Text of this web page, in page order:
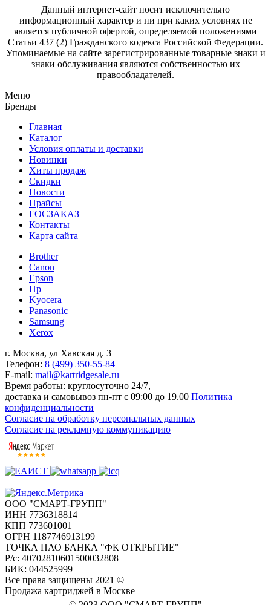
Данный интернет-сайт носит исключительно
информационный характер и ни при каких условиях не
является публичной офертой, определяемой положениями
Статьи 437 (2) Гражданского кодекса Российской Федерации.
Упоминаемые на сайте зарегистрированные товарные знаки и
знаки обслуживания являются собственностью их
правообладателей.
Меню
Бренды
Главная
Каталог
Условия оплаты и доставки
Новинки
Хиты продаж
Скидки
Новости
Прайсы
ГОСЗАКАЗ
Контакты
Карта сайта
Brother
Canon
Epson
Hp
Kyocera
Panasonic
Samsung
Xerox
г. Москва, ул Хавская д. 3
Телефон: 8 (499) 350-55-84
E-mail: mail@kartridgesale.ru
Время работы: круглосуточно 24/7,
доставка и самовывоз пн-пт с 09:00 до 19.00 Политика
конфиденциальности
Согласие на обработку персональных данных
Согласие на рекламную коммуникацию
ООО "СМАРТ-ГРУПП"
ИНН 7736318814
КПП 773601001
ОГРН 1187746913199
ТОЧКА ПАО БАНКА "ФК ОТКРЫТИЕ"
Р/с: 40702810601500032808
БИК: 044525999
Все права защищены 2021 ©
Продажа картриджей в Москве